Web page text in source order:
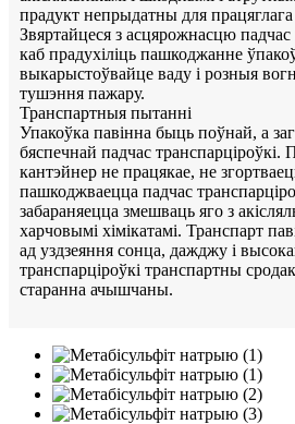
прадукт непрыдатны для працяглага
Звяртайцеся з асцярожнасцю падчас
каб прадухіліць пашкоджанне
выкарыстоўвайце ваду і розныя
тушэння пажару.
Транспартныя пытанні
Упакоўка павінна быць поўнай, а
бяспечнай падчас транспарціроўкі.
кантэйнер не працякае, не
пашкоджваецца падчас
забараняецца змешваць яго з
харчовымі хімікатамі. Транспарт
ад уздзеяння сонца, дажджу і
транспарціроўкі транспартны
старанна ачышчаны.